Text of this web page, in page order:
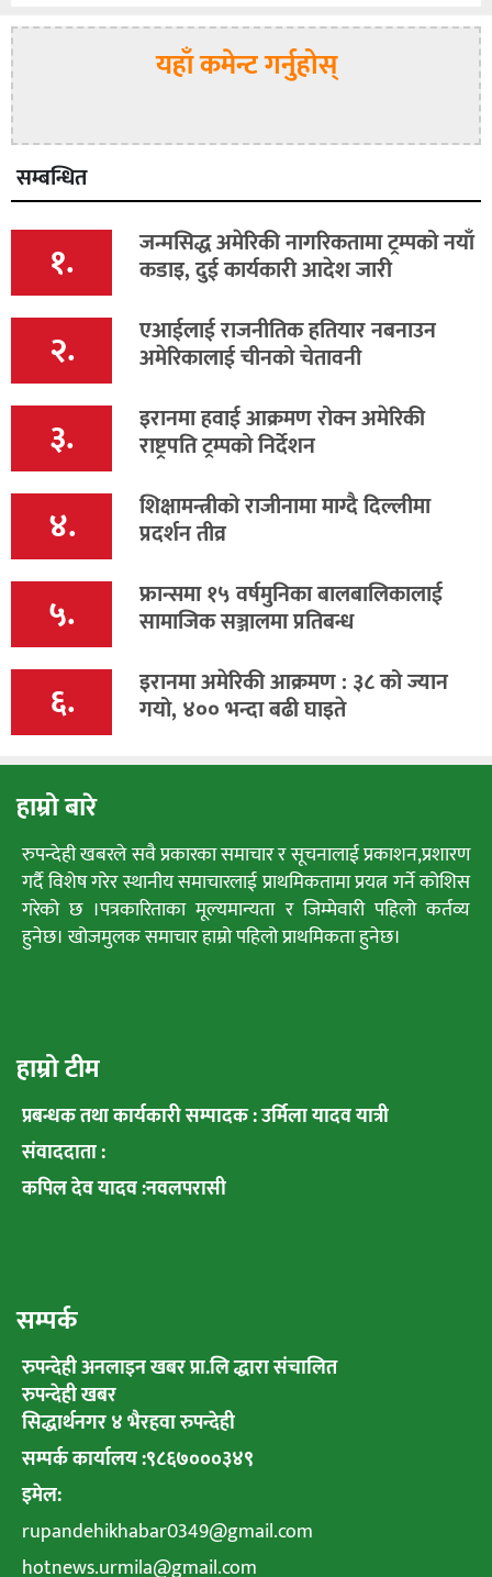
यहाँ कमेन्ट गर्नुहोस्
सम्बन्धित
१. जन्मसिद्ध अमेरिकी नागरिकतामा ट्रम्पको नयाँ
कडाइ, दुई कार्यकारी आदेश जारी
२. एआईलाई राजनीतिक हतियार नबनाउन
अमेरिकालाई चीनको चेतावनी
३. इरानमा हवाई आक्रमण रोक्न अमेरिकी
राष्ट्रपति ट्रम्पको निर्देशन
४. शिक्षामन्त्रीको राजीनामा माग्दै दिल्लीमा
प्रदर्शन तीव्र
५. फ्रान्समा १५ वर्षमुनिका बालबालिकालाई
सामाजिक सञ्जालमा प्रतिबन्ध
६. इरानमा अमेरिकी आक्रमण : ३८ को ज्यान
गयो, ४०० भन्दा बढी घाइते
हाम्रो बारे
रुपन्देही खबरले सवै प्रकारका समाचार र सूचनालाई प्रकाशन,प्रशारण
गर्दै विशेष गरेर स्थानीय समाचारलाई प्राथमिकतामा प्रयत्न गर्ने कोशिस
गरेको छ ।पत्रकारिताका मूल्यमान्यता र जिम्मेवारी पहिलो कर्तव्य
हुनेछ। खोजमुलक समाचार हाम्रो पहिलो प्राथमिकता हुनेछ।
हाम्रो टीम
प्रबन्धक तथा कार्यकारी सम्पादक : उर्मिला यादव यात्री
संवाददाता :
कपिल देव यादव :नवलपरासी
सम्पर्क
रुपन्देही अनलाइन खबर प्रा.लि द्धारा संचालित
रुपन्देही खबर
सिद्धार्थनगर ४ भैरहवा रुपन्देही
सम्पर्क कार्यालय :९८६७०००३४९
इमेल:
rupandehikhabar0349@gmail.com
hotnews.urmila@gmail.com